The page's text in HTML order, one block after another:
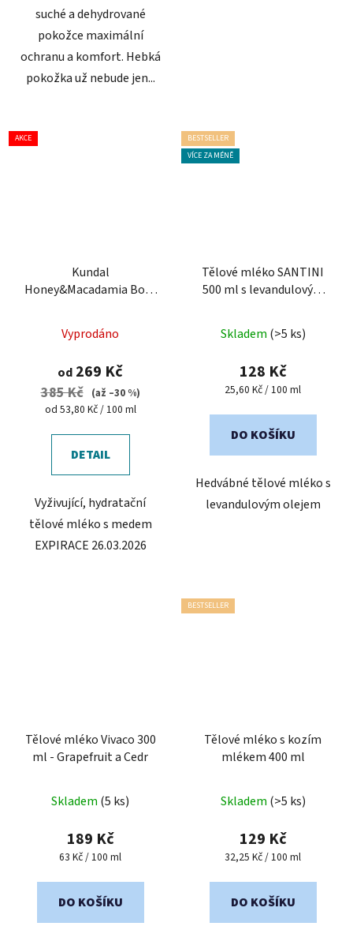
suché a dehydrované
pokožce maximální
ochranu a komfort. Hebká
pokožka už nebude jen...
AKCE
Kundal
Honey&Macadamia Body
tělové mléko
Vyprodáno
od 269 Kč
385 Kč
(až –30 %)
Měrná
od 53,80 Kč / 100 ml
DETAIL
Vyživující, hydratační
tělové mléko s medem
EXPIRACE 26.03.2026
BESTSELLER
VÍCE ZA MÉNĚ
Tělové mléko SANTINI
500 ml s levandulovým
hodnocení
produktu
je
z
Skladem (>5 ks)
128 Kč
Měrná
25,60 Kč / 100 ml
DO KOŠÍKU
Hedvábné tělové mléko s
levandulovým olejem
Tělové mléko Vivaco 300
ml - Grapefruit a Cedr
Skladem (5 ks)
189 Kč
Měrná
63 Kč / 100 ml
DO KOŠÍKU
BESTSELLER
Tělové mléko s kozím
mlékem 400 ml
hodnocení
produktu
je
z
Skladem (>5 ks)
129 Kč
Měrná
32,25 Kč / 100 ml
DO KOŠÍKU